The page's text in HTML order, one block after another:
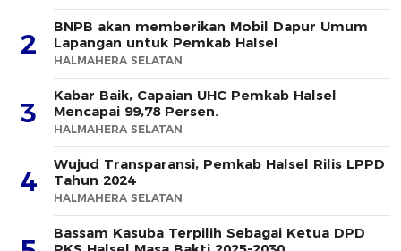
2
BNPB akan memberikan Mobil Dapur Umum
Lapangan untuk Pemkab Halsel
HALMAHERA SELATAN
3
Kabar Baik, Capaian UHC Pemkab Halsel
Mencapai 99,78 Persen.
HALMAHERA SELATAN
4
Wujud Transparansi, Pemkab Halsel Rilis LPPD
Tahun 2024
HALMAHERA SELATAN
Bassam Kasuba Terpilih Sebagai Ketua DPD